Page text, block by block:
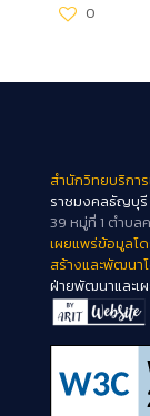
0
สำนักวิทยบริกา
ราชมงคลธัญบุรี
39 หมู่ที่ 1 ตำบล
เผยแพร่ข้อมูลโ
สร้างและพัฒนา
ฝ่ายพัฒนาและเ